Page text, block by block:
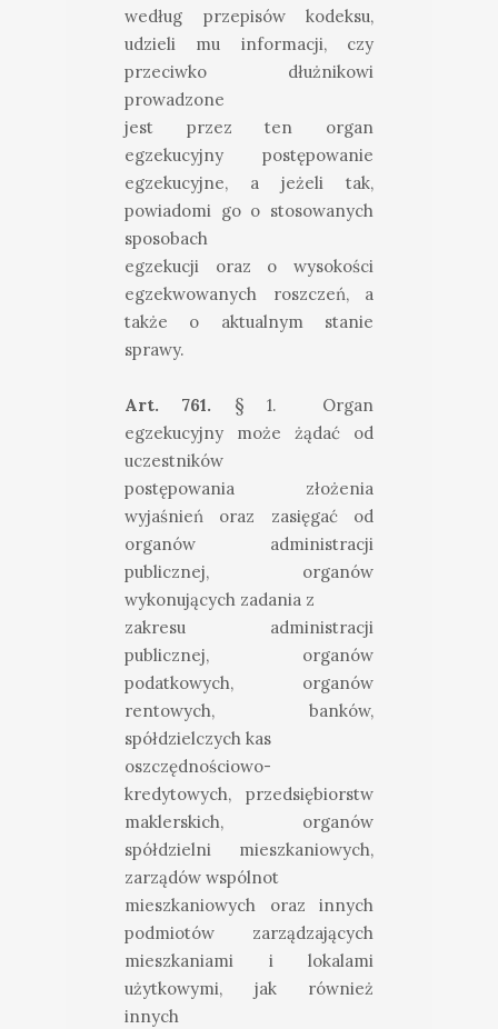
według przepisów kodeksu,
udzieli mu informacji, czy
przeciwko dłużnikowi
prowadzone
jest przez ten organ
egzekucyjny postępowanie
egzekucyjne, a jeżeli tak,
powiadomi go o stosowanych
sposobach
egzekucji oraz o wysokości
egzekwowanych roszczeń, a
także o aktualnym stanie
sprawy.
Art. 761. § 1. Organ
egzekucyjny może żądać od
uczestników
postępowania złożenia
wyjaśnień oraz zasięgać od
organów administracji
publicznej, organów
wykonujących zadania z
zakresu administracji
publicznej, organów
podatkowych, organów
rentowych, banków,
spółdzielczych kas
oszczędnościowo-
kredytowych, przedsiębiorstw
maklerskich, organów
spółdzielni mieszkaniowych,
zarządów wspólnot
mieszkaniowych oraz innych
podmiotów zarządzających
mieszkaniami i lokalami
użytkowymi, jak również
innych